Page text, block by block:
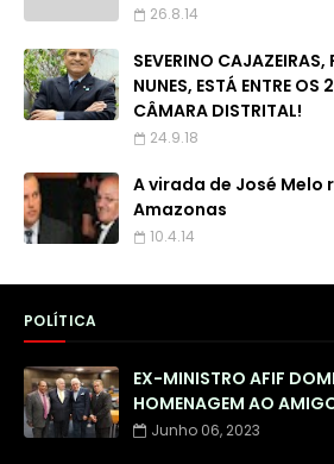
26.8.14
SEVERINO CAJAZEIRAS,
NUNES, ESTÁ ENTRE
CÂMARA DISTRITAL!
24.9.18
A virada de José Melo
Amazonas
10.4.14
POLÍTICA
EX-MINISTRO AFIF
HOMENAGEM AO
Junho 06, 2023